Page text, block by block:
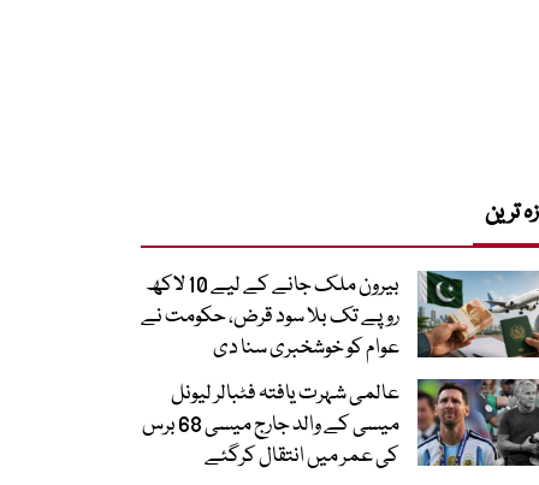
ترین
بیرون ملک جانے کے لیے 10 لاکھ
روپے تک بلا سود قرض، حکومت نے
عوام کو خوشخبری سنا دی
عالمی شہرت یافتہ فٹبالر لیونل
میسی کے والد جارج میسی 68 برس
کی عمر میں انتقال کرگئے